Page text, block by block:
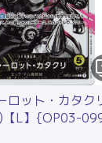
ロット・カタク
【L】{OP03-